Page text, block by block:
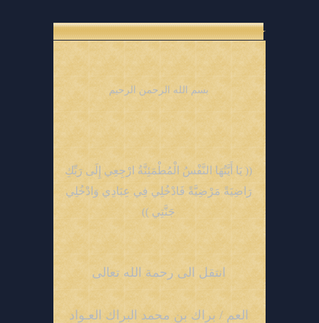
بسم الله الرحمن الرحيم
(( يَا أَيَّتُهَا النَّفْسُ الْمُطْمَئِنَّةُ ارْجِعِي إِلَى رَبِّكِ
رَاضِيَةً مَرْضِيَّةً فَادْخُلِي فِي عِبَادِي وَادْخُلِي
جَنَّتِي ))
انتقل الى رحمة الله تعالى
العم / براك بن محمد البراك العـواد